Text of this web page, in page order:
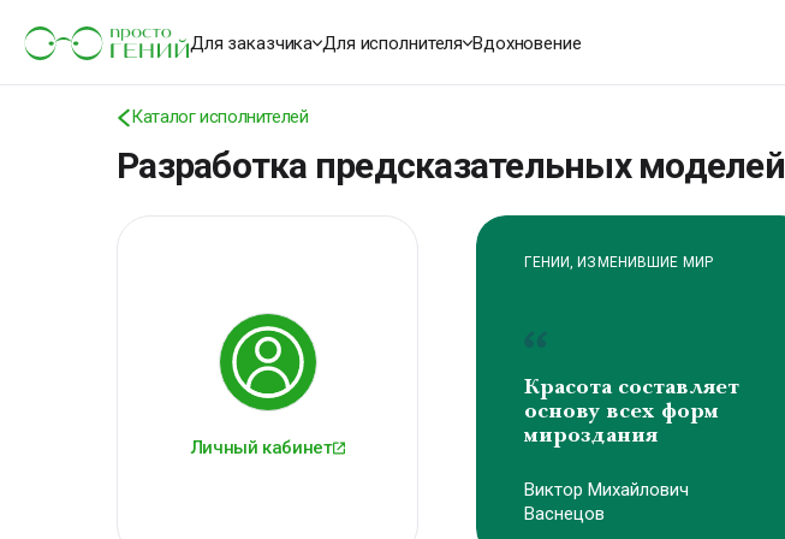
Для заказчика Для исполнителя Вдохновение
Каталог исполнителей
Разработка предсказательных моделей
Личный кабинет
Красота составляет
Васнецов
ГЕНИИ, ИЗМЕНИВШИЕ МИР